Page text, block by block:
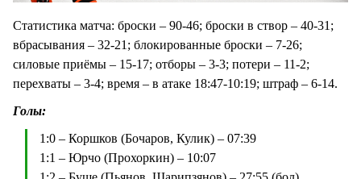
Статистика матча: броски – 90-46; броски в створ – 40-31;
вбрасывания – 32-21; блокированные броски – 7-26;
силовые приёмы – 15-17; отборы – 3-3; потери – 11-2;
перехваты – 3-4; время – в атаке 18:47-10:19; штраф – 6-14.
Голы:
1:0 – Коршков (Бочаров, Кулик) – 07:39
1:1 – Юрчо (Прохоркин) – 10:07